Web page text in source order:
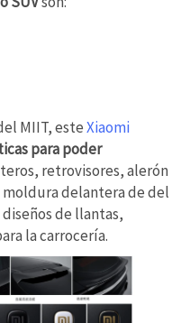
MIIT, esteXiaomi
para poder
retrovisores, alerón
moldura delantera de del
de llantas,
la carrocería.